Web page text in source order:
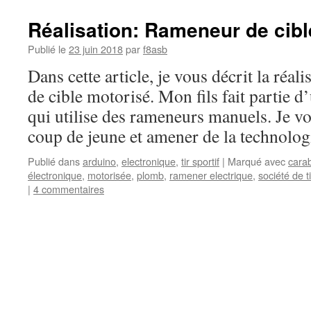
Réalisation: Rameneur de
Publié le23 juin 2018parf8asb
Dans cette article, je vous décrit la
de cible motorisé. Mon fils fait partie
qui utilise des rameneurs manuels. Je
coup de jeune et amener de la
Publié dansarduino, electronique, tir sportif | Marqué avec
électronique, motorisée, plomb, ramener electrique, société de
| 4 commentaires